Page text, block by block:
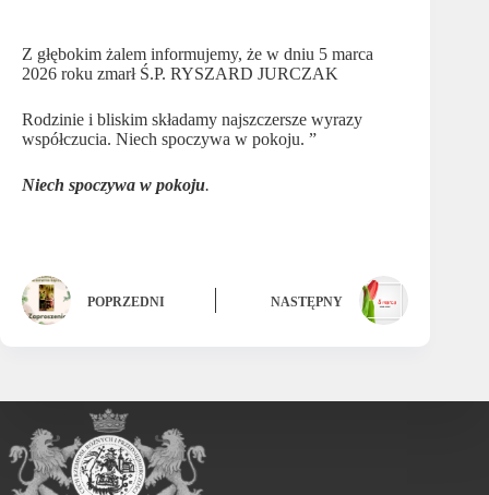
Z głębokim żalem informujemy, że w dniu 5 marca
2026 roku zmarł Ś.P. RYSZARD JURCZAK
Rodzinie i bliskim składamy najszczersze wyrazy
współczucia. Niech spoczywa w pokoju. ”
Niech spoczywa w pokoju.
POPRZEDNI NASTĘPNY